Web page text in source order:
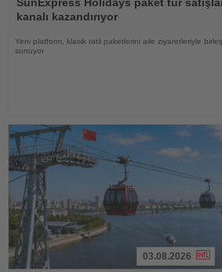
SunExpress Holidays paket tur
kanalı kazandırıyor
Yeni platform, klasik tatil paketlerini aile ziyaretleriyle
sunuyor
03.08.2026